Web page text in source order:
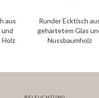
aus
Runder Ecktisch
gehärtetem Glas
Nussbaumholz